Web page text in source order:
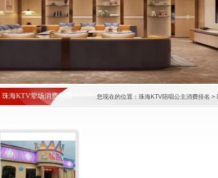
珠海KTV荤场消费明细 您现在的位置： 珠海KTV陪唱公主消费排名 >